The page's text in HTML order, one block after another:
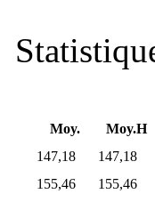
Moy.
Moy.H
147,18
147,18
155,46
155,46